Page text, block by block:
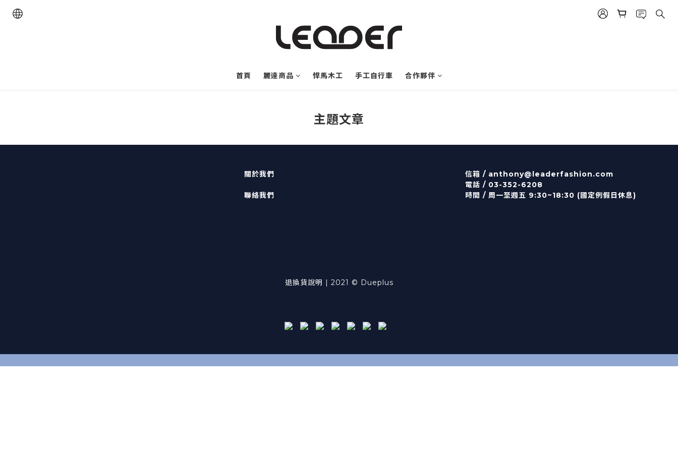
首頁 麗達商品 悍馬木工 手工自行車 合作夥伴
主題文章
關於我們
聯絡我們
信箱 / anthony@leaderfashion.com
電話 / 03-352-6208
時間 / 周一至週五 9:30~18:30 (國定例假日休息)
退換貨說明 | 2021 © Dueplus